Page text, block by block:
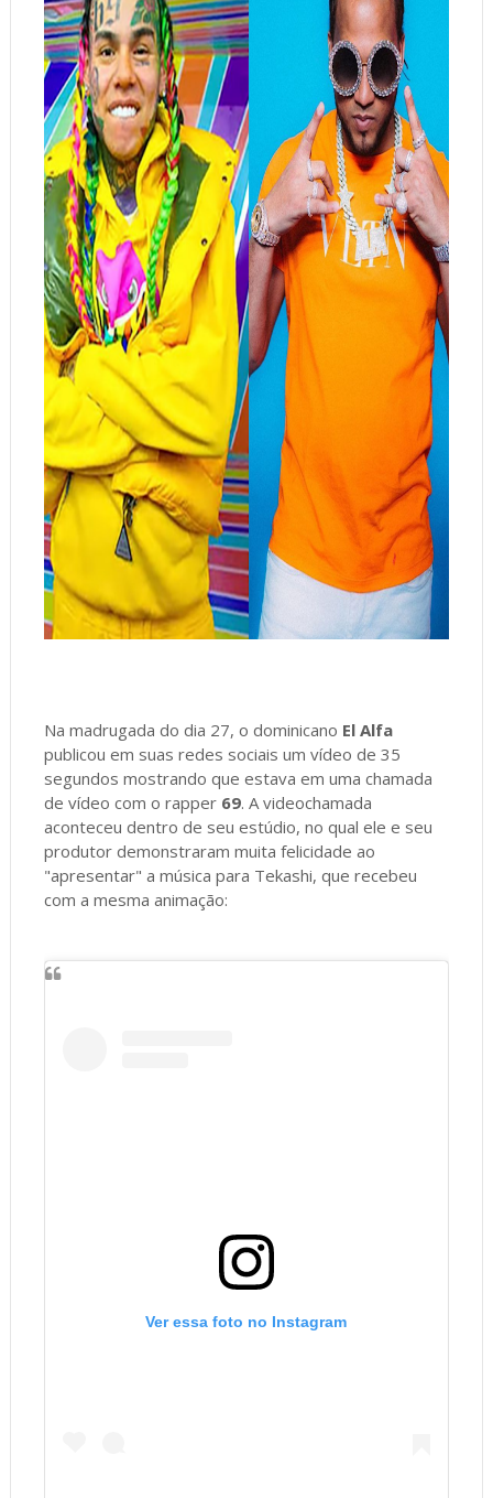
Na madrugada do dia 27, o dominicano El Alfa
publicou em suas redes sociais um vídeo de 35
segundos mostrando que estava em uma chamada
de vídeo com o rapper 69. A videochamada
aconteceu dentro de seu estúdio, no qual ele e seu
produtor demonstraram muita felicidade ao
"apresentar" a música para Tekashi, que recebeu
com a mesma animação:
Ver essa foto no Instagram